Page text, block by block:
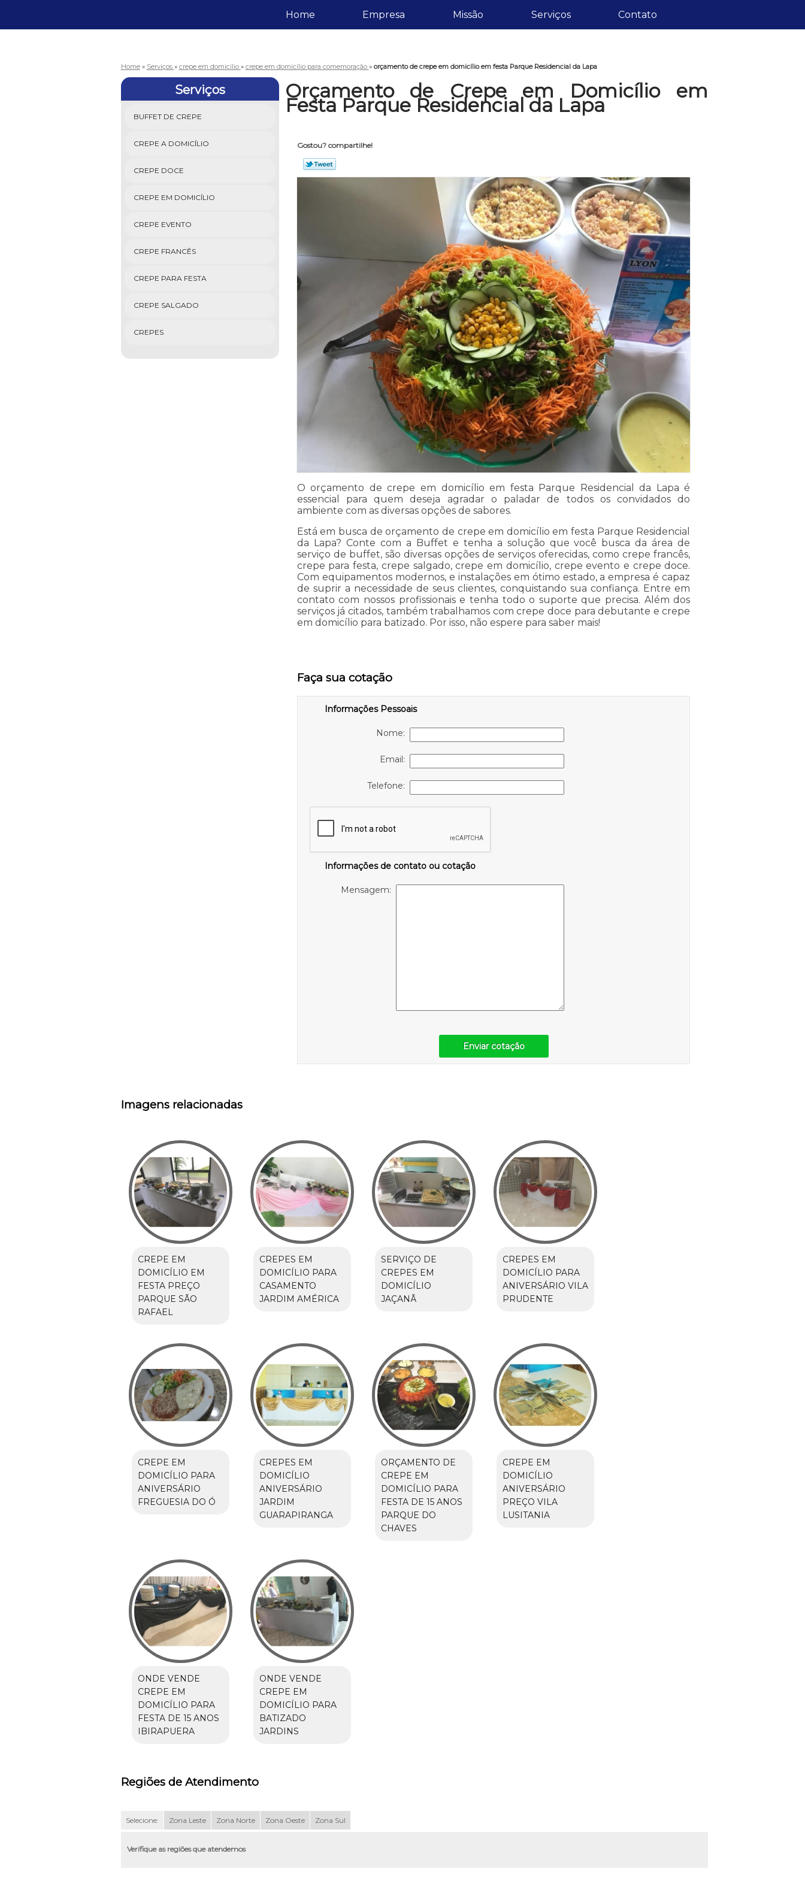
Home Empresa Missão Serviços Contato
Home » Serviços » crepe em domicílio » crepe em domicílio para comemoração » orçamento de crepe em domicílio em festa Parque Residencial da Lapa
Serviços
BUFFET DE CREPE
CREPE A DOMICÍLIO
CREPE DOCE
CREPE EM DOMICÍLIO
CREPE EVENTO
CREPE FRANCÊS
CREPE PARA FESTA
CREPE SALGADO
CREPES
Orçamento de Crepe em Domicílio em
Festa Parque Residencial da Lapa
Gostou? compartilhe!
O orçamento de crepe em domicílio em festa Parque Residencial da Lapa é
essencial para quem deseja agradar o paladar de todos os convidados do
ambiente com as diversas opções de sabores.
Está em busca de orçamento de crepe em domicílio em festa Parque Residencial
da Lapa? Conte com a Buffet e tenha a solução que você busca da área de
serviço de buffet, são diversas opções de serviços oferecidas, como crepe francês,
crepe para festa, crepe salgado, crepe em domicílio, crepe evento e crepe doce.
Com equipamentos modernos, e instalações em ótimo estado, a empresa é capaz
de suprir a necessidade de seus clientes, conquistando sua confiança. Entre em
contato com nossos profissionais e tenha todo o suporte que precisa. Além dos
serviços já citados, também trabalhamos com crepe doce para debutante e crepe
em domicílio para batizado. Por isso, não espere para saber mais!
Faça sua cotação
Informações Pessoais
Nome:
Email:
Telefone:
Informações de contato ou cotação
Mensagem:
Enviar cotação
Imagens relacionadas
CREPE EM
DOMICÍLIO EM
FESTA PREÇO
PARQUE SÃO
RAFAEL
CREPES EM
DOMICÍLIO PARA
CASAMENTO
JARDIM AMÉRICA
SERVIÇO DE
CREPES EM
DOMICÍLIO
JAÇANÃ
CREPES EM
DOMICÍLIO PARA
ANIVERSÁRIO VILA
PRUDENTE
CREPE EM
DOMICÍLIO PARA
ANIVERSÁRIO
FREGUESIA DO Ó
CREPES EM
DOMICÍLIO
ANIVERSÁRIO
JARDIM
GUARAPIRANGA
ORÇAMENTO DE
CREPE EM
DOMICÍLIO PARA
FESTA DE 15 ANOS
PARQUE DO
CHAVES
CREPE EM
DOMICÍLIO
ANIVERSÁRIO
PREÇO VILA
LUSITANIA
ONDE VENDE
CREPE EM
DOMICÍLIO PARA
FESTA DE 15 ANOS
IBIRAPUERA
ONDE VENDE
CREPE EM
DOMICÍLIO PARA
BATIZADO
JARDINS
Regiões de Atendimento
Selecione: Zona Leste Zona Norte Zona Oeste Zona Sul
Verifique as regiões que atendemos